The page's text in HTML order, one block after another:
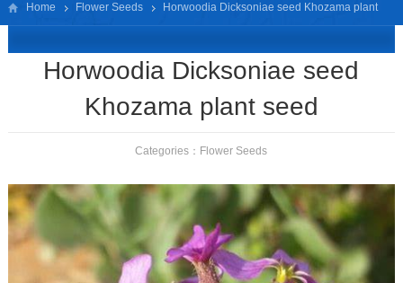
Home Flower Seeds Horwoodia Dicksoniae seed Khozama plant
Horwoodia Dicksoniae seed
Khozama plant seed
Categories： Flower Seeds